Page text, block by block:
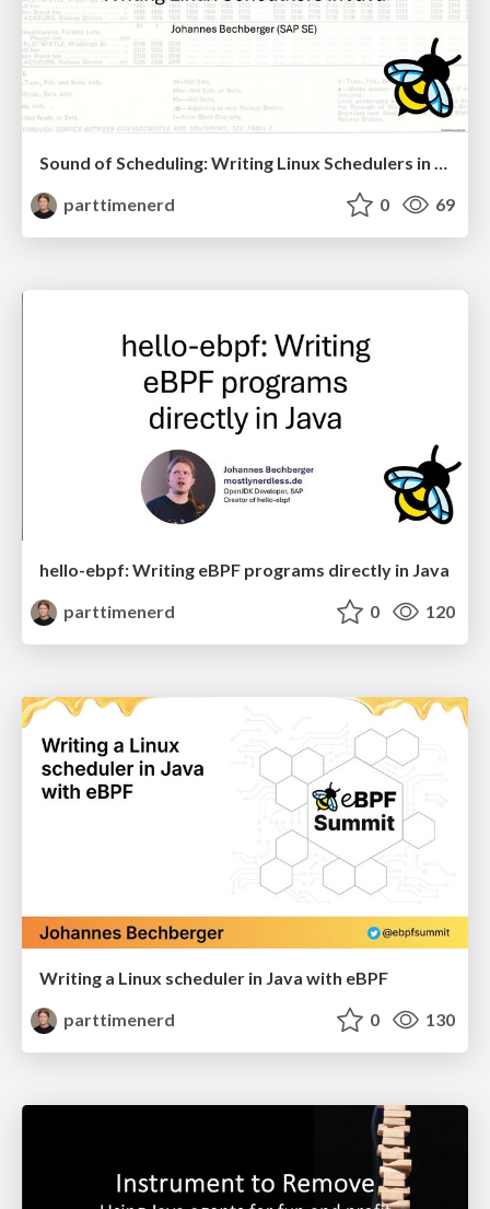
Sound of Scheduling: Writing Linux Schedulers in Java with eBPF
parttimenerd
0 69
hello-ebpf: Writing eBPF programs directly in Java
parttimenerd
0 120
Writing a Linux scheduler in Java with eBPF
parttimenerd
0 130